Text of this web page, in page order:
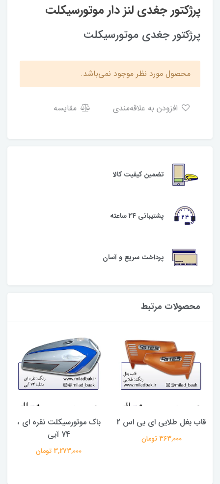
پرژکتور جغدی لنز دار موتورسیکلت
پرژکتور جغدی موتورسیکلت
محصول مورد نظر موجود نمی‌باشد.
مقایسه
تضمین کیفیت کالا
پشتیبانی ۲۴ ساعته
پرداخت سریع و آسان
محصولات مرتبط
قاب بغل طلایی ای بی اس 2
363,000 تومان
باک موتورسیکلت نقره ای ،
74 آبی
3,273,000 تومان